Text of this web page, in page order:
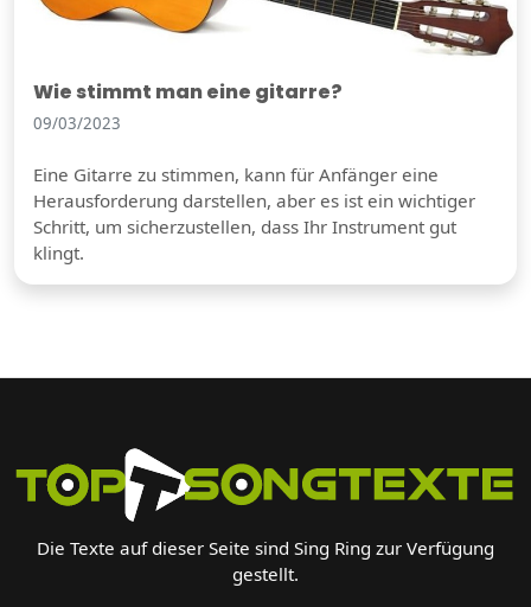
Wie stimmt man eine gitarre?
09/03/2023
Eine Gitarre zu stimmen, kann für Anfänger eine
Herausforderung darstellen, aber es ist ein wichtiger
Schritt, um sicherzustellen, dass Ihr Instrument gut
klingt.
Die Texte auf dieser Seite sind Sing Ring zur Verfügung
gestellt.